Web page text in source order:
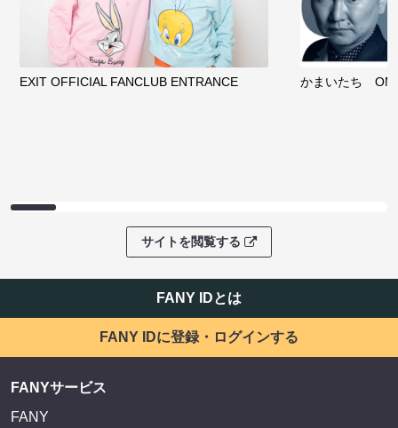
EXIT OFFICIAL FANCLUB ENTRANCE かまいたち
サイトを閲覧する
FANY IDとは
FANY IDに登録・ログインする
FANYサービス
FANY